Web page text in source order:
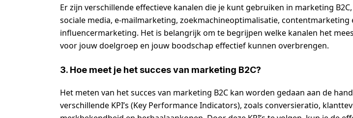
Er zijn verschillende effectieve kanalen die je kunt gebruiken in marketing
sociale media, e-mailmarketing, zoekmachineoptimalisatie, contentmarketing
influencermarketing. Het is belangrijk om te begrijpen welke kanalen het
voor jouw doelgroep en jouw boodschap effectief kunnen overbrengen.
3. Hoe meet je het succes van marketing B2C?
Het meten van het succes van marketing B2C kan worden gedaan aan de
verschillende KPI’s (Key Performance Indicators), zoals conversieratio,